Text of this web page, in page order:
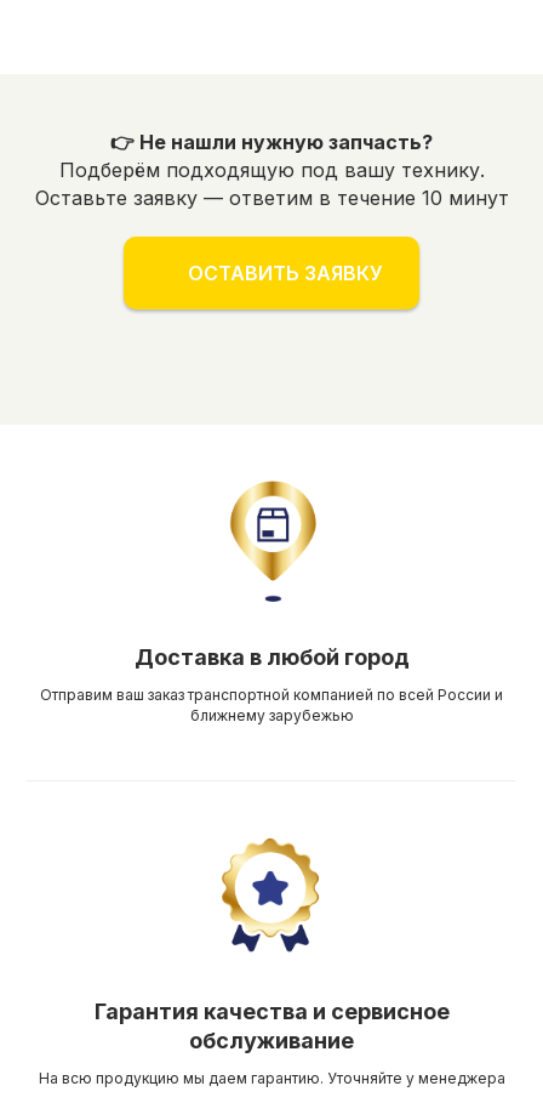
👉 Не нашли нужную запчасть?
Подберём подходящую под вашу технику.
Оставьте заявку — ответим в течение 10 минут
ОСТАВИТЬ ЗАЯВКУ
Доставка в любой город
Отправим ваш заказ транспортной компанией по всей России и
ближнему зарубежью
Гарантия качества и сервисное
обслуживание
На всю продукцию мы даем гарантию. Уточняйте у менеджера